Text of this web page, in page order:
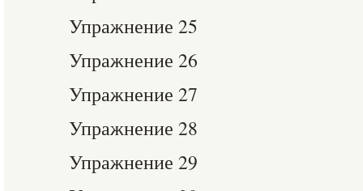
Упражнение 25
Упражнение 26
Упражнение 27
Упражнение 28
Упражнение 29